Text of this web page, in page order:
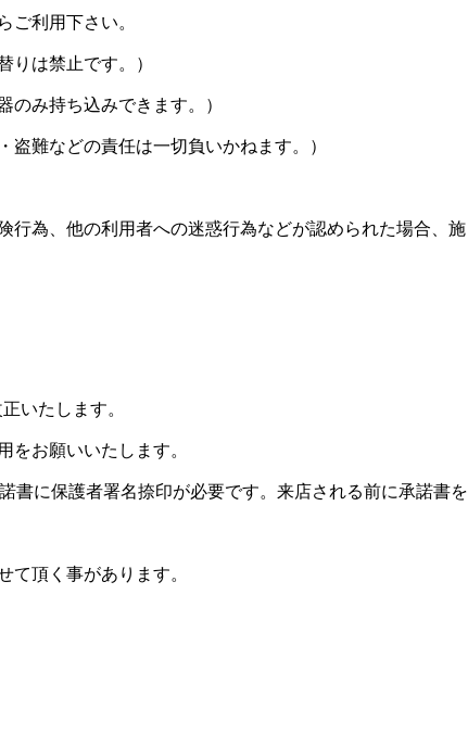
ご利用下さい。
りは禁止です。）
のみ持ち込みできます。）
難などの責任は一切負いかねます。）
行為、他の利用者への迷惑行為などが認められた場合、施
いたします。
をお願いいたします。
書に保護者署名捺印が必要です。来店される前に承諾書を
て頂く事があります。